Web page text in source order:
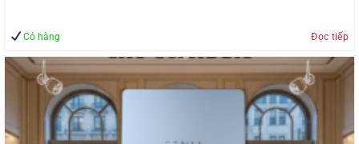
Có hàng Đọc tiếp